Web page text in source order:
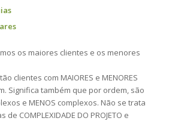
os maiores clientes e os menores
clientes com MAIORES e MENORES
Significa também que por ordem, são
e MENOS complexos. Não se trata
COMPLEXIDADE DO PROJETO e